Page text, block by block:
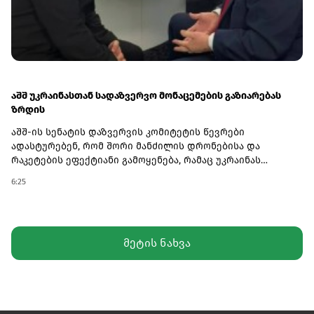
აშშ უკრაინასთან სადაზვერვო მონაცემების გაზიარებას
ზრდის
აშშ-ის სენატის დაზვერვის კომიტეტის წევრები
ადასტურებენ, რომ შორი მანძილის დრონებისა და
რაკეტების ეფექტიანი გამოყენება, რამაც უკრაინას
დასაწყისში განხორციელებულმა შეტევებმა მოსკოვი
იძულებული გახადა, დიზელის ექსპორტი შეეჩერებინა,
რამაც კრემლზე ეკონომიკური და სტრატეგიული ზეწოლა
6:25
მეტის ნახვა